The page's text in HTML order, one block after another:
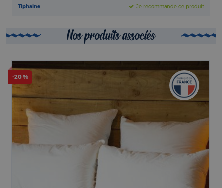
Tiphaine
Je recommande ce produit
Nos produits associés
-20 %